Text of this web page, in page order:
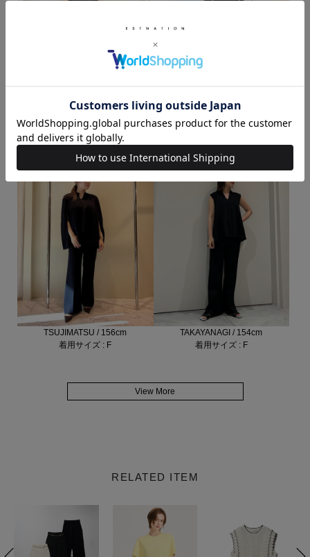
NISHIMURA / 165cm
着用サイズ : F
UEMURA / 163cm
TSUJIMATSU / 156cm
着用サイズ : F
TAKAYANAGI / 154cm
着用サイズ : F
View More
RELATED ITEM